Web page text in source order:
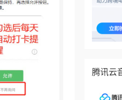
腾讯云